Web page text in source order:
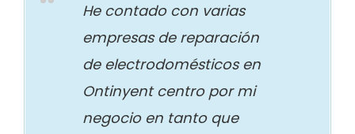
He contado con varias
empresas de reparación
de electrodomésticos en
Ontinyent centro por mi
negocio en tanto que